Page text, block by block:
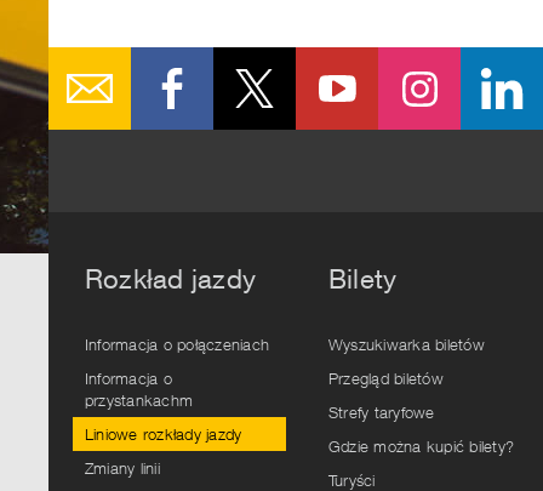
Rozkład jazdy
Informacja o połączeniach
Informacja o
przystankachm
Liniowe rozkłady jazdy
Zmiany linii
Bilety
Wyszukiwarka biletów
Przegląd biletów
Strefy taryfowe
Gdzie można kupić bilety?
Turyści